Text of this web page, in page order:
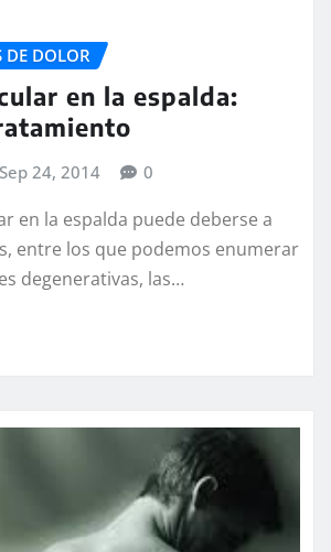
DE DOLOR
en la espalda:
Sep 24, 2014 0
en la espalda puede deberse a
entre los que podemos enumerar
degenerativas, las…